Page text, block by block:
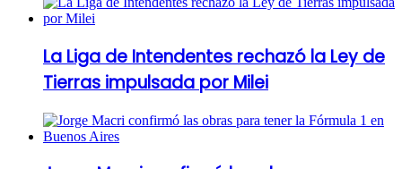
La Liga de Intendentes rechazó la Ley de
Tierras impulsada por Milei